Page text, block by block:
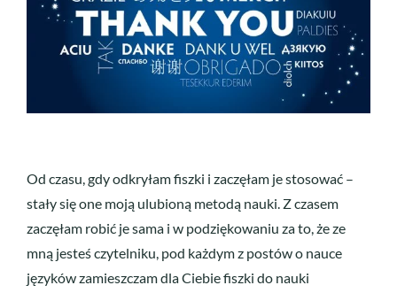
Od czasu, gdy odkryłam fiszki i zaczęłam je stosować –
stały się one moją ulubioną metodą nauki. Z czasem
zaczęłam robić je sama i w podziękowaniu za to, że ze
mną jesteś czytelniku, pod każdym z postów o nauce
języków zamieszczam dla Ciebie fiszki do nauki